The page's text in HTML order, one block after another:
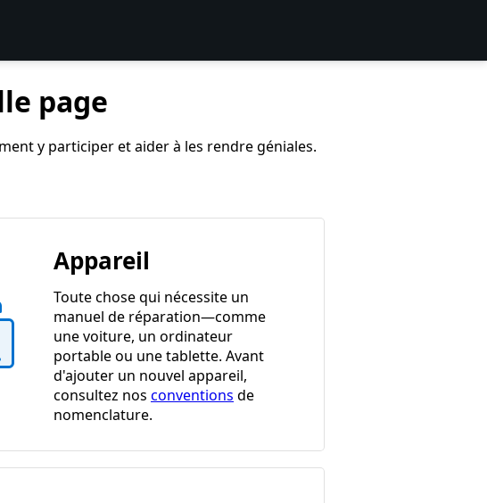
page
y participer et aider à les rendre géniales.
Appareil
Toute chose qui nécessite un
manuel de réparation—comme
une voiture, un ordinateur
portable ou une tablette. Avant
d'ajouter un nouvel appareil,
consultez nos conventions de
nomenclature.